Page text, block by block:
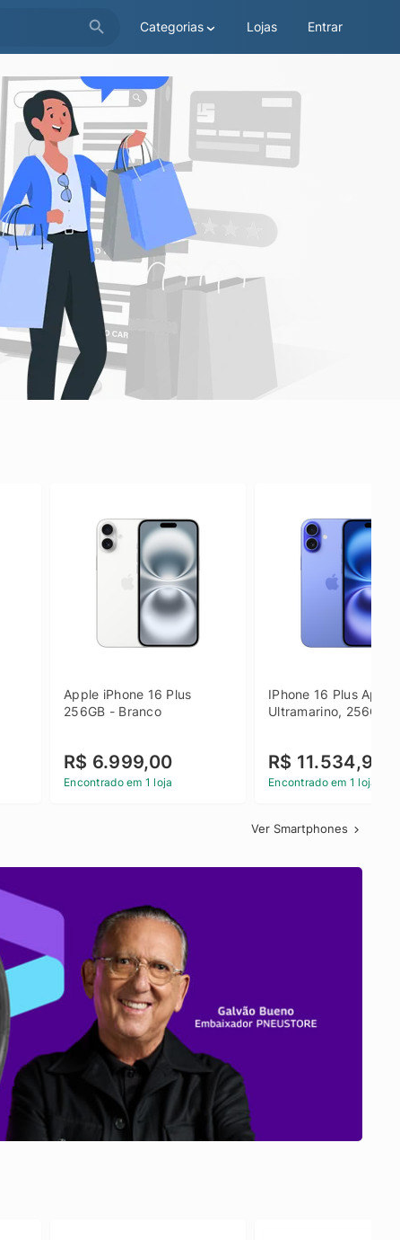
Categorias Lojas Entrar
Apple iPhone 16 Plus
256GB - Branco
R$ 6.999,00
Encontrado em 1 loja
IPhone 16 Plus Apple
Ultramarino, 256GB
R$ 11.534,90
Encontrado em 1 loja
Ver Smartphones